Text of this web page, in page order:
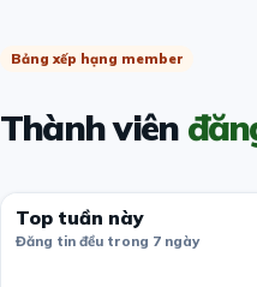
Bảng xếp hạng member
Thành viên
Top tuần này
Đăng tin đều trong 7 ngày